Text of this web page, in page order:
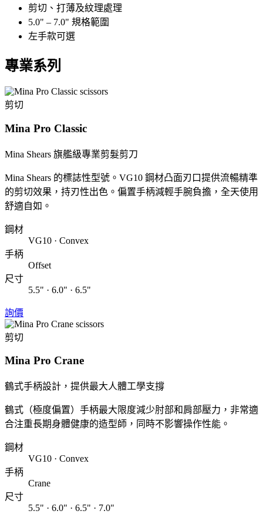
剪切、打薄及紋理處理
5.0" – 7.0" 規格範圍
左手款可選
專業系列
剪切
Mina Pro Classic
Mina Shears 旗艦級專業剪髮剪刀
Mina Shears 的標誌性型號。VG10 鋼材凸面刃口提供流暢精準
的剪切效果，持刃性出色。偏置手柄減輕手腕負擔，全天使用
舒適自如。
鋼材
VG10 · Convex
手柄
Offset
尺寸
5.5" · 6.0" · 6.5"
詢價
剪切
Mina Pro Crane
鶴式手柄設計，提供最大人體工學支撐
鶴式（極度偏置）手柄最大限度減少肘部和肩部壓力，非常適
合注重長期身體健康的造型師，同時不影響操作性能。
鋼材
VG10 · Convex
手柄
Crane
尺寸
5.5" · 6.0" · 6.5" · 7.0"